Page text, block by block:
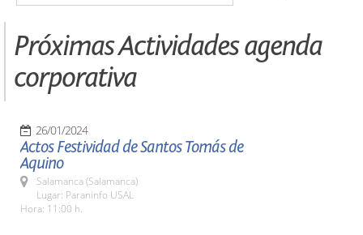
Próximas Actividades agenda
corporativa
26/01/2024
Actos Festividad de Santos Tomás de
Aquino
Salamanca (Salamanca)
Lugar: Paraninfo USAL
Hora: 11:00 h.